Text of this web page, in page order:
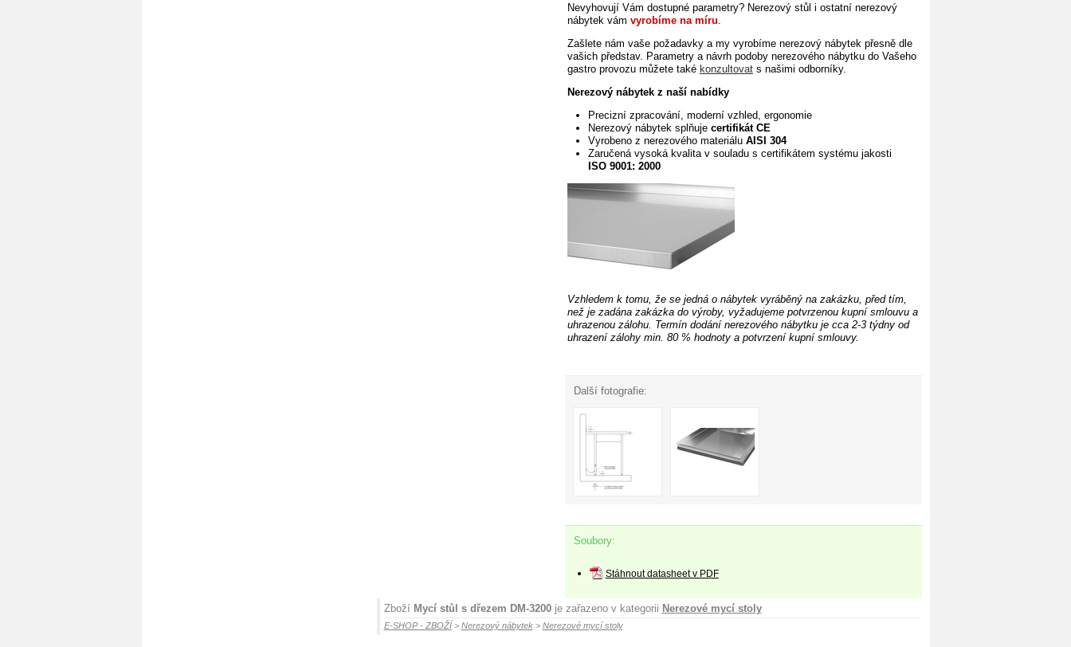
Nevyhovují Vám dostupné parametry? Nerezový stůl i ostatní nerezový
nábytek vám vyrobíme na míru
Zašletenám vaše požadavky a my vyrobíme nerezový nábytek přesně dle
vašich představ. Parametry a návrh podoby nerezového nábytku do Vašeho
gastro provozu můžete také konzultovats našimi odborníky.
Nerezový nábytek z naší nabídky
Preciznízpracování, moderní vzhled, ergonomie
Nerezový nábytek splňuje certifikát CE
Vyrobeno z nerezového materiálu AISI 304
Zaručená vysoká kvalita v souladu s certifikátem systémujakosti
ISO 9001: 2000
Vzhledem k tomu, že se jedná o nábytek vyráběný na zakázku, před tím,
než je zadána zakázka do výroby, vyžadujeme potvrzenou kupní smlouvu a
uhrazenou zálohu. Termín dodání nerezového nábytku je cca 2-3 týdny od
uhrazenízálohy min. 80 % hodnoty a potvrzení kupní smlouvy.
Další fotografie:
Soubory:
Stáhnout datasheet v PDF
Zboží Mycí stůl s dřezem DM-3200je zařazeno v kategorii Nerezové mycí stoly
E-SHOP - ZBOŽÍ> Nerezový nábytek> Nerezové mycí stoly